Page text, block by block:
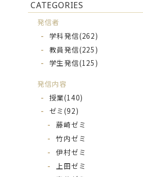
CATEGORIES
発信者
学科発信(262)
教員発信(225)
学生発信(125)
発信内容
授業(140)
ゼミ(92)
藤崎ゼミ
竹内ゼミ
伊村ゼミ
上田ゼミ